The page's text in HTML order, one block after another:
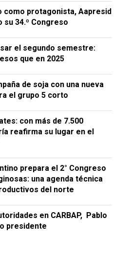
como protagonista, Aapresid
su 34.º Congreso
el segundo semestre:
que en 2025
de soja con una nueva
el grupo 5 corto
con más de 7.500
reafirma su lugar en el
prepara el 2° Congreso
una agenda técnica
del norte
en CARBAP, Pablo
presidente